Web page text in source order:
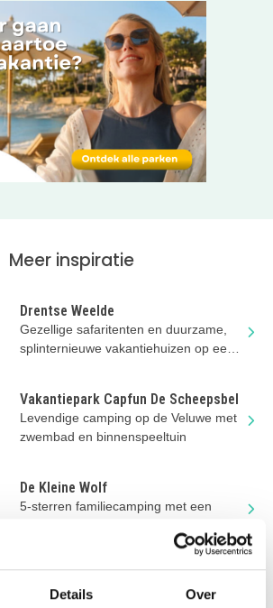
Details Over
vele vogels zijn je buren!
van Kasteel Hackfort, vanaf
routes die leiden langs de mooiste
landschap. Nieuwsgierig
van het kasteel en ander moois op
dan eens een excursie met de
Meer inspiratie
Drentse Weelde
Gezellige safaritenten en duurzame,
splinternieuwe vakantiehuizen op een
Vakantiepark Capfun De Scheepsbel
Levendige camping op de Veluwe met
zwembad en binnenspeeltuin
De Kleine Wolf
5-sterren familiecamping met een
Vakantiehuis Oud Vels
Authentiek vakantiehuis voor 6